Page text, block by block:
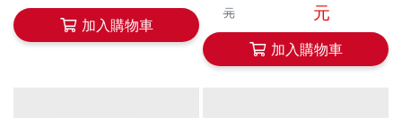
加入購物車
元
元
加入購物車